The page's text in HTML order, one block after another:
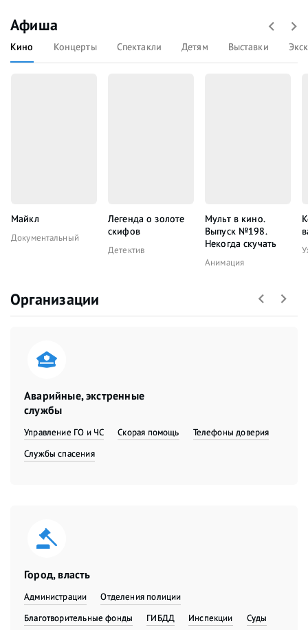
Афиша
Кино Концерты Спектакли Детям Выставки
Майкл
Документальный
Легенда о золоте
скифов
Детектив
Мульт в кино.
Выпуск №198.
Некогда скучать
Анимация
Организации
Аварийные, экстренные
службы
Управление ГО и ЧС Скорая помощь
Телефоны доверия
Службы спасения
Город, власть
Администрации
Отделения полиции
Благотворительные фонды
ГИБДД Инспекции Суды